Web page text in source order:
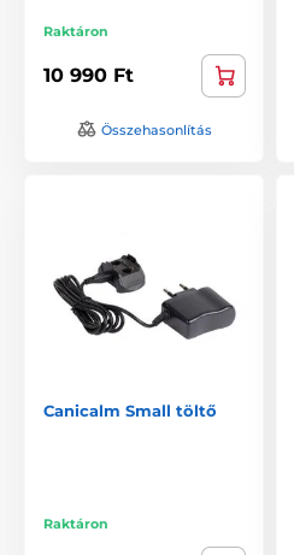
Raktáron
10 990 Ft
Összehasonlítás
Canicalm Small töltő
Raktáron